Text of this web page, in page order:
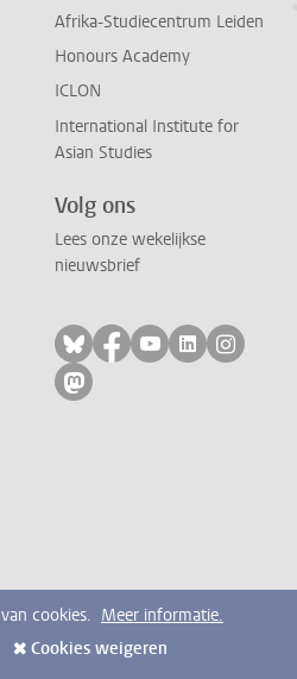
Afrika-Studiecentrum Leiden
Honours Academy
ICLON
International Institute for
Asian Studies
Volg ons
Lees onze wekelijkse
nieuwsbrief
Volg ons op bluesky
Volg ons op
Volg ons op
Volg ons
Volg
Volg ons op mastodon
cookies. Meer informatie.
Cookies weigeren